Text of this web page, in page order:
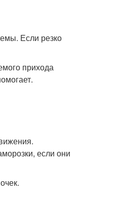
Если резко
прихода
если они